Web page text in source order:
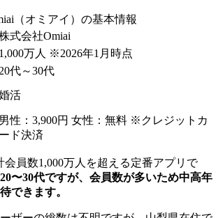
（オミアイ）の基本情報
式会社Omiai
1,000万人 ※2026年1月時点
20代～30代
活
男性：3,900円 女性：無料 ※クレジットカ
ード決済
会員数1,000万人を超える定番アプリで
〜30代ですが、会員数が多いため中高年
できます。